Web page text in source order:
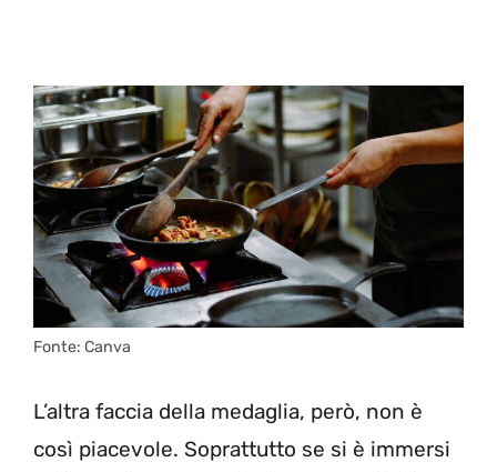
Fonte: Canva
L’altra faccia della medaglia, però, non è
così piacevole. Soprattutto se si è immersi